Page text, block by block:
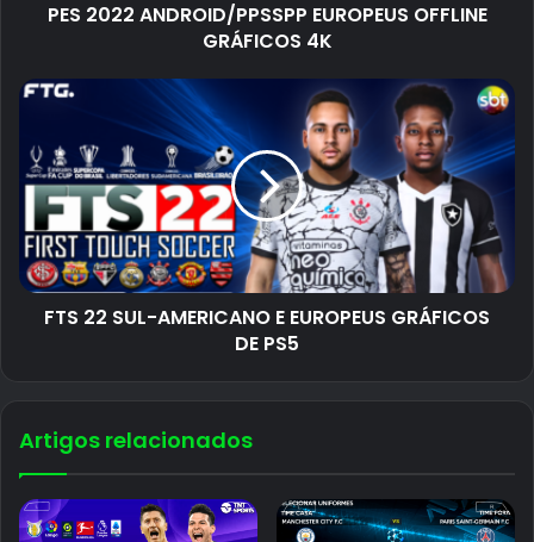
PES 2022 ANDROID/PPSSPP EUROPEUS OFFLINE
GRÁFICOS 4K
FTS 22 SUL-AMERICANO E EUROPEUS GRÁFICOS
DE PS5
Artigos relacionados